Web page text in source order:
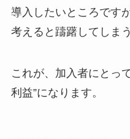
導入したいところです
考えると躊躇してしま
これが、加入者にとっ
利益”になります。